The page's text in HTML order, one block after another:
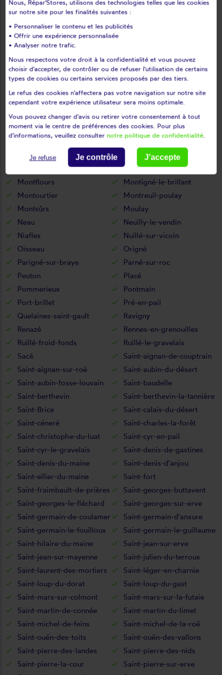
Le ribay
Lesbois
Livet
Loigné-sur-mayenne
Longuefuye
Loupfougères
Louverné
Louvigné
L'huisserie
Madré
Maisoncelles-du-maine
Marcillé-la-ville
Marigné-peuton
Martigné-sur-mayenne
Mayenne
Mée
Méral
Meslay-du-maine
Mézangers
Montenay
Montflours
Montigné-le-brillant
Montourtier
Montreuil-poulay
Montsûrs
Moulay
Neau
Neuilly-le-vendin
Niafles
Nuillé-sur-vicoin
Oisseau
Origné
Parigné-sur-braye
Parné-sur-roc
Peuton
Placé
Pommerieux
Pontmain
Port-brillet
Pré-en-pail
Quelaines-saint-gault
Ravigny
Renazé
Rennes-en-grenouilles
Ruillé-froid-fonds
Ruillé-le-gravelais
Sacé
Saint-aignan-de-couptrain
Saint-aignan-sur-roë
Saint-aubin-du-désert
Saint-aubin-fosse-louvain
Saint-baudelle
Saint-berthevin
Saint-berthevin-la-tannière
Saint-Brice
Saint-calais-du-désert
Saint-céneré
Saint-charles-la-forêt
Saint-christophe-du-luat
Saint-cyr-en-pail
Saint-cyr-le-gravelais
Saint-denis-de-gastines
Saint-denis-du-maine
Saint-denis-d'anjou
Saint-ellier-du-maine
Saint-fort
Saint-fraimbault-de-prières
Saint-georges-buttavent
Saint-georges-le-fléchard
Saint-georges-sur-erve
Saint-germain-de-coulamer
Saint-germain-d'anxure
Saint-germain-le-fouilloux
Saint-germain-le-guillaume
Saint-hilaire-du-maine
Saint-jean-sur-erve
Saint-jean-sur-mayenne
Saint-julien-du-terroux
Saint-laurent-des-mortiers
Saint-léger-en-charnie
Saint-loup-du-dorat
Saint-loup-du-gast
Saint-mars-sur-colmont
Saint-mars-sur-la-futaie
Saint-martin-de-connée
Saint-martin-du-limet
Saint-michel-de-feins
Saint-michel-de-la-roë
Saint-ouën-des-toits
Saint-ouën-des-vallons
Saint-pierre-des-landes
Saint-pierre-des-nids
Saint-pierre-la-cour
Saint-pierre-sur-erve
Nous, Répar'Stores, utilisons des technologies telles que les cookies
sur notre site pour les finalités suivantes :
• Personnaliser le contenu et les publicités
• Offrir une expérience personnalisée
• Analyser notre trafic.
Nous respectons votre droit à la confidentialité et vous pouvez
choisir d'accepter, de contrôler ou de refuser l'utilisation de certains
types de cookies ou certains services proposés par des tiers.
Le refus des cookies n'affectera pas votre navigation sur notre site
cependant votre expérience utilisateur sera moins optimale.
Vous pouvez changer d'avis ou retirer votre consentement à tout
moment via le centre de préférences des cookies. Pour plus
d'informations, veuillez consulter notre politique de confidentialité.
Je refuse Je contrôle J'accepte